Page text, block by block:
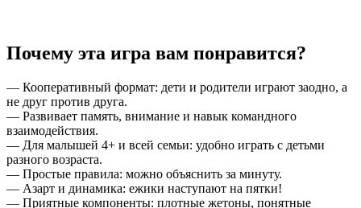
Почему эта игра вам понравится?
— Кооперативный формат: дети и родители играют заодно, а
не друг против друга.
— Развивает память, внимание и навык командного
взаимодействия.
— Для малышей 4+ и всей семьи: удобно играть с детьми
разного возраста.
— Простые правила: можно объяснить за минуту.
— Азарт и динамика: ежики наступают на пятки!
— Приятные компоненты: плотные жетоны, понятные